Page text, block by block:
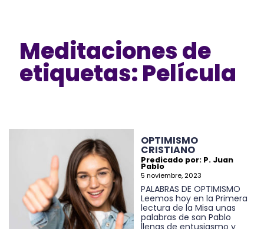
Meditaciones de
etiquetas: Película
OPTIMISMO
CRISTIANO
Predicado por: P. Juan
Pablo
5 noviembre, 2023
PALABRAS DE OPTIMISMO
Leemos hoy en la Primera
lectura de la Misa unas
palabras de san Pablo
llenas de entusiasmo y